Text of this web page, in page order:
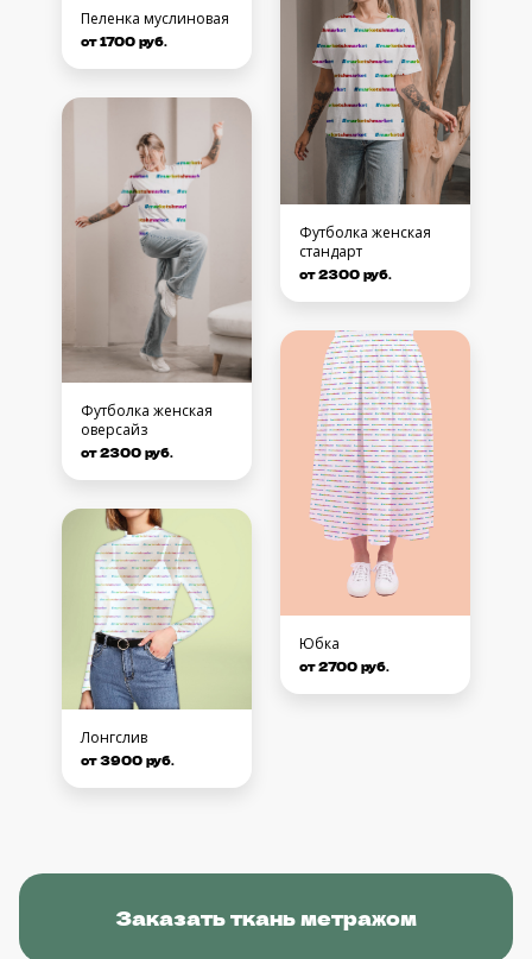
Пеленка муслиновая
от 1700 руб.
Футболка женская
оверсайз
от 2300 руб.
Лонгслив
от 3900 руб.
Футболка женская
стандарт
от 2300 руб.
Юбка
от 2700 руб.
Заказать ткань метражом